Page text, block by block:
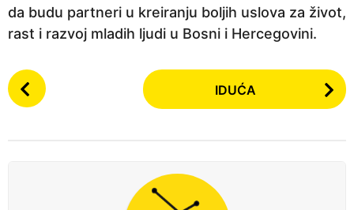
da budu partneri u kreiranju boljih uslova za život,
rast i razvoj mladih ljudi u Bosni i Hercegovini.
P
o
IDUĆA